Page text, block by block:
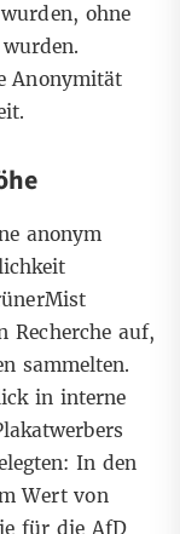
ohne
Anonymität
anonym
Recherche auf,
sammelten.
in interne
In den
Wert von
für die AfD